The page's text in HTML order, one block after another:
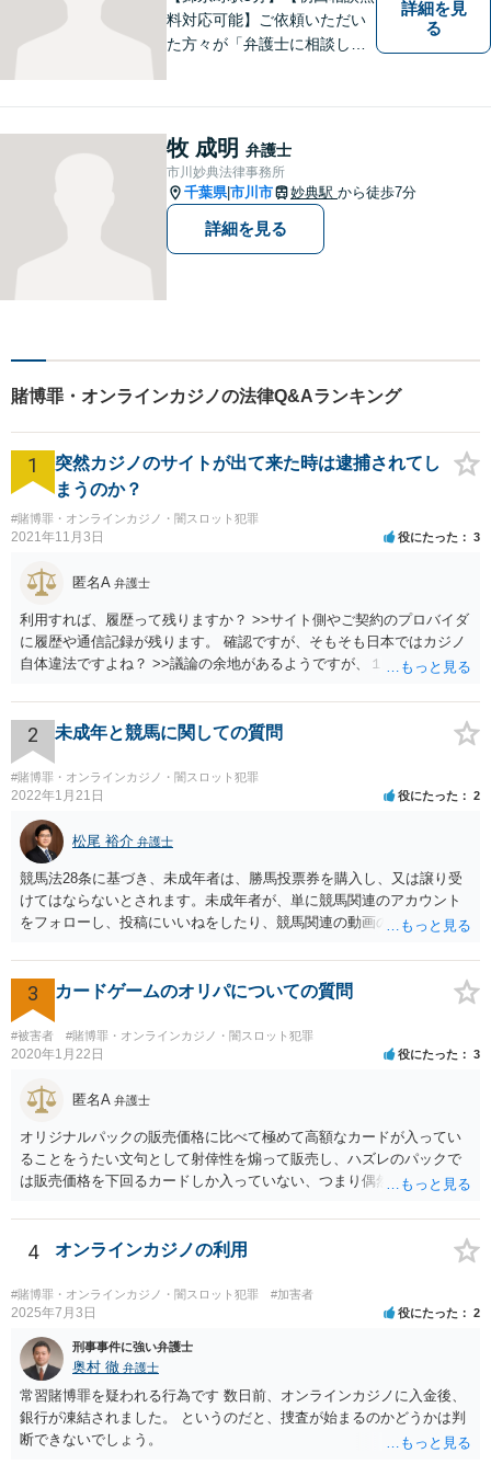
料対応可能】ご依頼いただい
た方々が「弁護士に相談して
合います。お金にまつわるト
ラブルや終活に関するお悩み
もお気軽にご相談ください。
詳細を見
る
牧 成明 弁護士
市川妙典法律事務所
千葉県|市川市 妙典駅 から徒歩7分
詳細を見る
賭博罪・オンラインカジノの法律Q&Aランキング
1
突然カジノのサイトが出て来た時は逮捕されてし
まうのか？
#賭博罪・オンラインカジノ・闇スロット犯罪
2021年11月3日 役にたった 3
匿名A 弁護士
利用すれば、履歴って残りますか？ >>サイト側やご契約のプロバイダ
に履歴や通信記録が残ります。 確認ですが、そもそも日本ではカジノ
自体違法ですよね？ >>議論の余地があるようですが、１００％合法で
2 未成年と競馬に関しての質問
#賭博罪・オンラインカジノ・闇スロット犯罪
2022年1月21日 役にたった 2
松尾 裕介 弁護士
競馬法28条に基づき、未成年者は、勝馬投票券を購入し、又は譲り受
けてはならないとされます。未成年者が、単に競馬関連のアカウント
をフォローし、投稿にいいねをしたり、競馬関連の動画のチャンネル
3 カードゲームのオリパについての質問
#被害者 #賭博罪・オンラインカジノ・闇スロット犯罪
2020年1月22日 役にたった 3
匿名A 弁護士
オリジナルパックの販売価格に比べて極めて高額なカードが入ってい
ることをうたい文句として射倖性を煽って販売し、ハズレのパックで
は販売価格を下回るカードしか入っていない、つまり偶然によってあ
能性はあると考えられます。警察が見過ごせない規模になった途端に
販売元を摘発、ということもあり得るでしょう。他方で、数回買って
見た程度の買主は（よほど大量に購入し、売主とつるんで話題作りを
しているユーチューバーなどを除けば）摘発はされないと思われま
す。また、福袋のように購入価格と同程度以上の品物が必ず入ってい
ると信じていたのであれば、賭博の故意はなく犯罪にはあたらないで
しょう。 この点、例えば木曽崇さんが賭博にあたる可能性を指摘して
いますが、その内容は正当だと思います。
4 オンラインカジノの利用
#賭博罪・オンラインカジノ・闇スロット犯罪 #加害者
2025年7月3日 役にたった 2
刑事事件に強い弁護士
奥村 徹 弁護士
常習賭博罪を疑われる行為です 数日前、オンラインカジノに入金後、
銀行が凍結されました。 というのだと、捜査が始まるのかどうかは判
断できないでしょう。